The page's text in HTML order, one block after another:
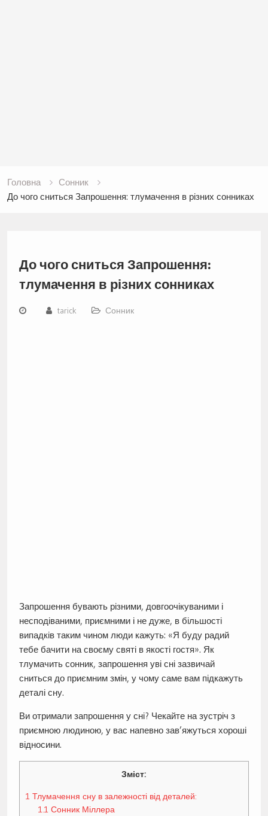
Головна
Сонник
До чого сниться Запрошення: тлумачення в різних сонниках
До чого сниться Запрошення:
тлумачення в різних сонниках
tarick Сонник
Запрошення бувають різними, довгоочікуваними і
несподіваними, приємними і не дуже, в більшості
випадків таким чином люди кажуть: «Я буду радий
тебе бачити на своєму святі в якості гостя». Як
тлумачить сонник, запрошення уві сні зазвичай
сниться до приємним змін, у чому саме вам підкажуть
деталі сну.
Ви отримали запрошення у сні? Чекайте на зустріч з
приємною людиною, у вас напевно зав’яжуться хороші
відносини.
Зміст:
1 Тлумачення сну в залежності від деталей:
1.1 Сонник Міллера